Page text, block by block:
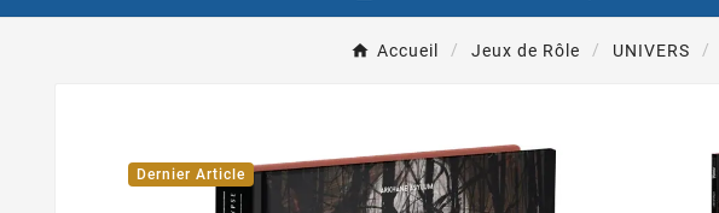
Accueil Jeux de Rôle UNIVERS
Dernier Article